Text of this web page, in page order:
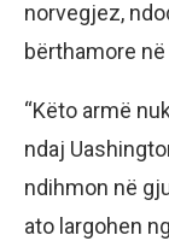
norvegjez,
bërthamore
“Këto armë
ndaj
ndihmon në
ato largohen